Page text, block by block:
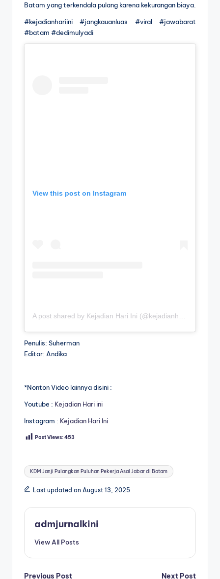
Batam yang terkendala pulang karena kekurangan biaya.
#kejadianhariini #jangkauanluas #viral #jawabarat
#batam #dedimulyadi
View this post on Instagram
Penulis: Suherman
Editor: Andika
*Nonton Video lainnya disini :
Youtube : Kejadian Hari ini
Instagram : Kejadian Hari Ini
Post Views:453
Tags:
KDM Janji Pulangkan Puluhan Pekerja Asal Jabar di Batam
Last updated on August 13, 2025
admjurnalkini
View All Posts
Previous Post Next Post